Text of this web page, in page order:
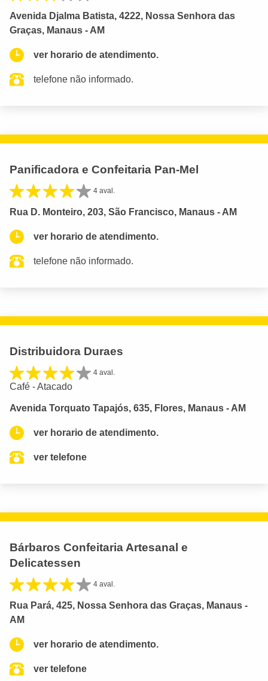
Avenida Djalma Batista, 4222, Nossa Senhora das
Graças, Manaus - AM
ver horario de atendimento.
telefone não informado.
Panificadora e Confeitaria Pan-Mel
4 aval.
Rua D. Monteiro, 203, São Francisco, Manaus - AM
ver horario de atendimento.
telefone não informado.
Distribuidora Duraes
4 aval.
Café - Atacado
Avenida Torquato Tapajós, 635, Flores, Manaus - AM
ver horario de atendimento.
ver telefone
Bárbaros Confeitaria Artesanal e
Delicatessen
4 aval.
Rua Pará, 425, Nossa Senhora das Graças, Manaus -
AM
ver horario de atendimento.
ver telefone